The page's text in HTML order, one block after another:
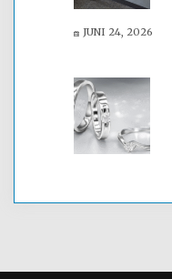
JUNI 24, 2026